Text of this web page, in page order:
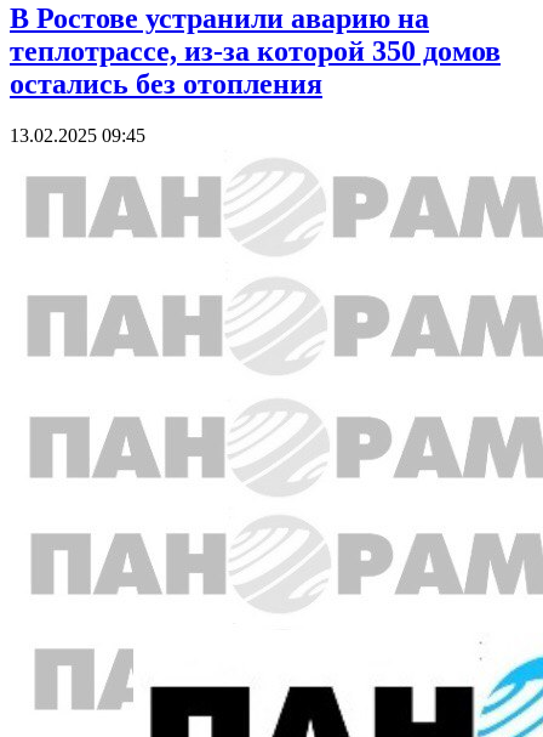
В Ростове устранили аварию на
теплотрассе, из-за которой 350 домов
остались без отопления
13.02.2025 09:45